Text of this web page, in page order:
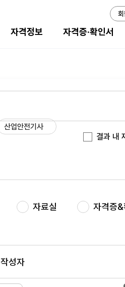
자격정보 자격증·확인서
산업안전기사
결과 내
자료실 자격증
작성자